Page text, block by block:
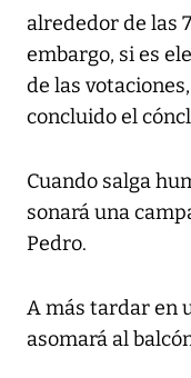
alrededor de las
embargo, si es
de las
concluido el
Cuando salga
sonará una
Pedro.
A más tardar en
asomará al